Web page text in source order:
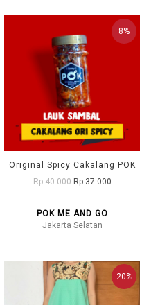
8%
Original Spicy Cakalang POK
Rp 40.000 Rp 37.000
POK ME AND GO
Jakarta Selatan
20%